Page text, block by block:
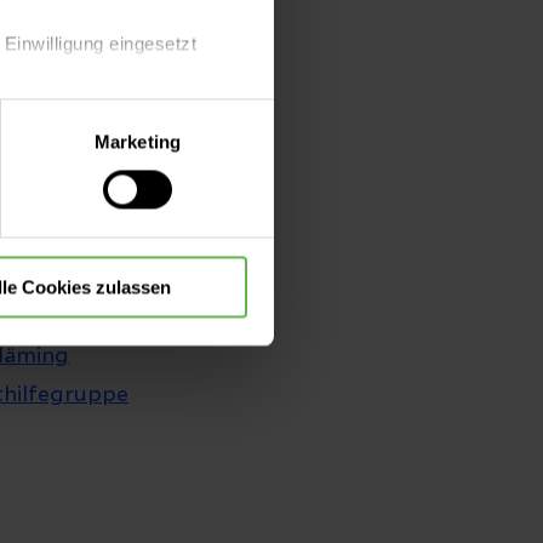
eingesetzt
Auswahl hinsichtlich der
Verwendung aller Cookies
Marketing
Cookies zulassen